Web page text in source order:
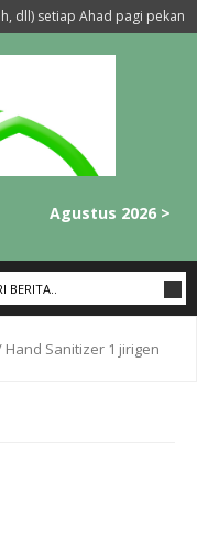
setiap Ahad pagi pekan 2,
Agustus 2026 >
Hand Sanitizer 1 jirigen